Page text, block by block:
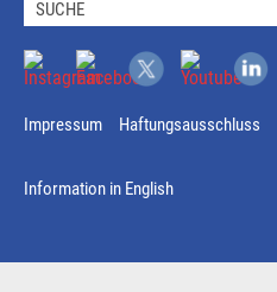
Impressum Haftungsausschluss
Information in English